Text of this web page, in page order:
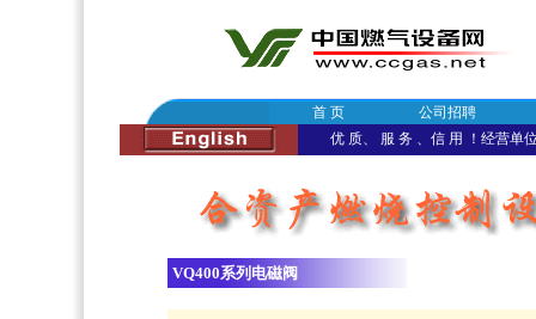
首 页
公司招聘
优 质、 服 务 、信 用 ！经营单
VQ400系列电磁阀